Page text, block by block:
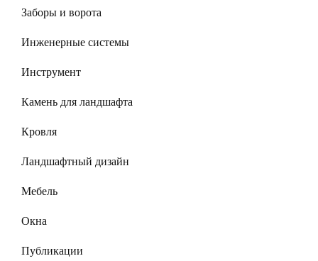
Заборы и ворота
Инженерные системы
Инструмент
Камень для ландшафта
Кровля
Ландшафтный дизайн
Мебель
Окна
Публикации